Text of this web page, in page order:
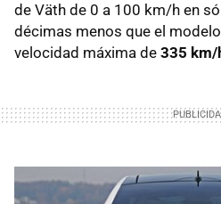
de Väth de 0 a 100 km/h en
décimas menos que el
velocidad máxima de 335 km/